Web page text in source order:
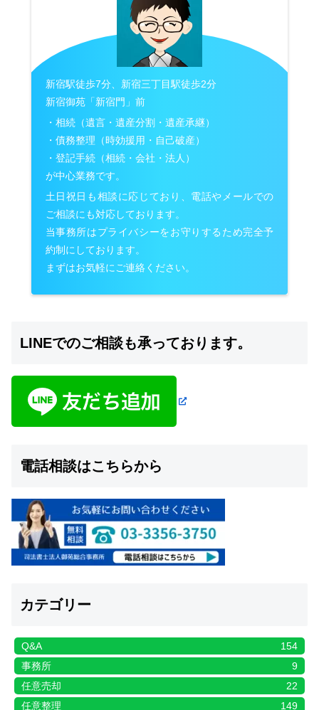
新宿駅徒歩7分、新宿三丁目駅徒歩2分
新宿御苑「新宿門」前
・相続（遺言・遺産分割・遺産承継）
・債務整理（時効援用・自己破産）
・登記手続（相続・会社・法人）
が中心業務です。
土日祝日も相談に応じており、電話やメールでの
ご相談にも対応しております。
当事務所はプライバシーをお守りするため完全予
約制にしております。
まずはお気軽にご連絡ください。
LINEでのご相談も承っております。
電話相談はこちらから
カテゴリー
Q&A
154
事務所
9
任意売却
22
任意整理
149